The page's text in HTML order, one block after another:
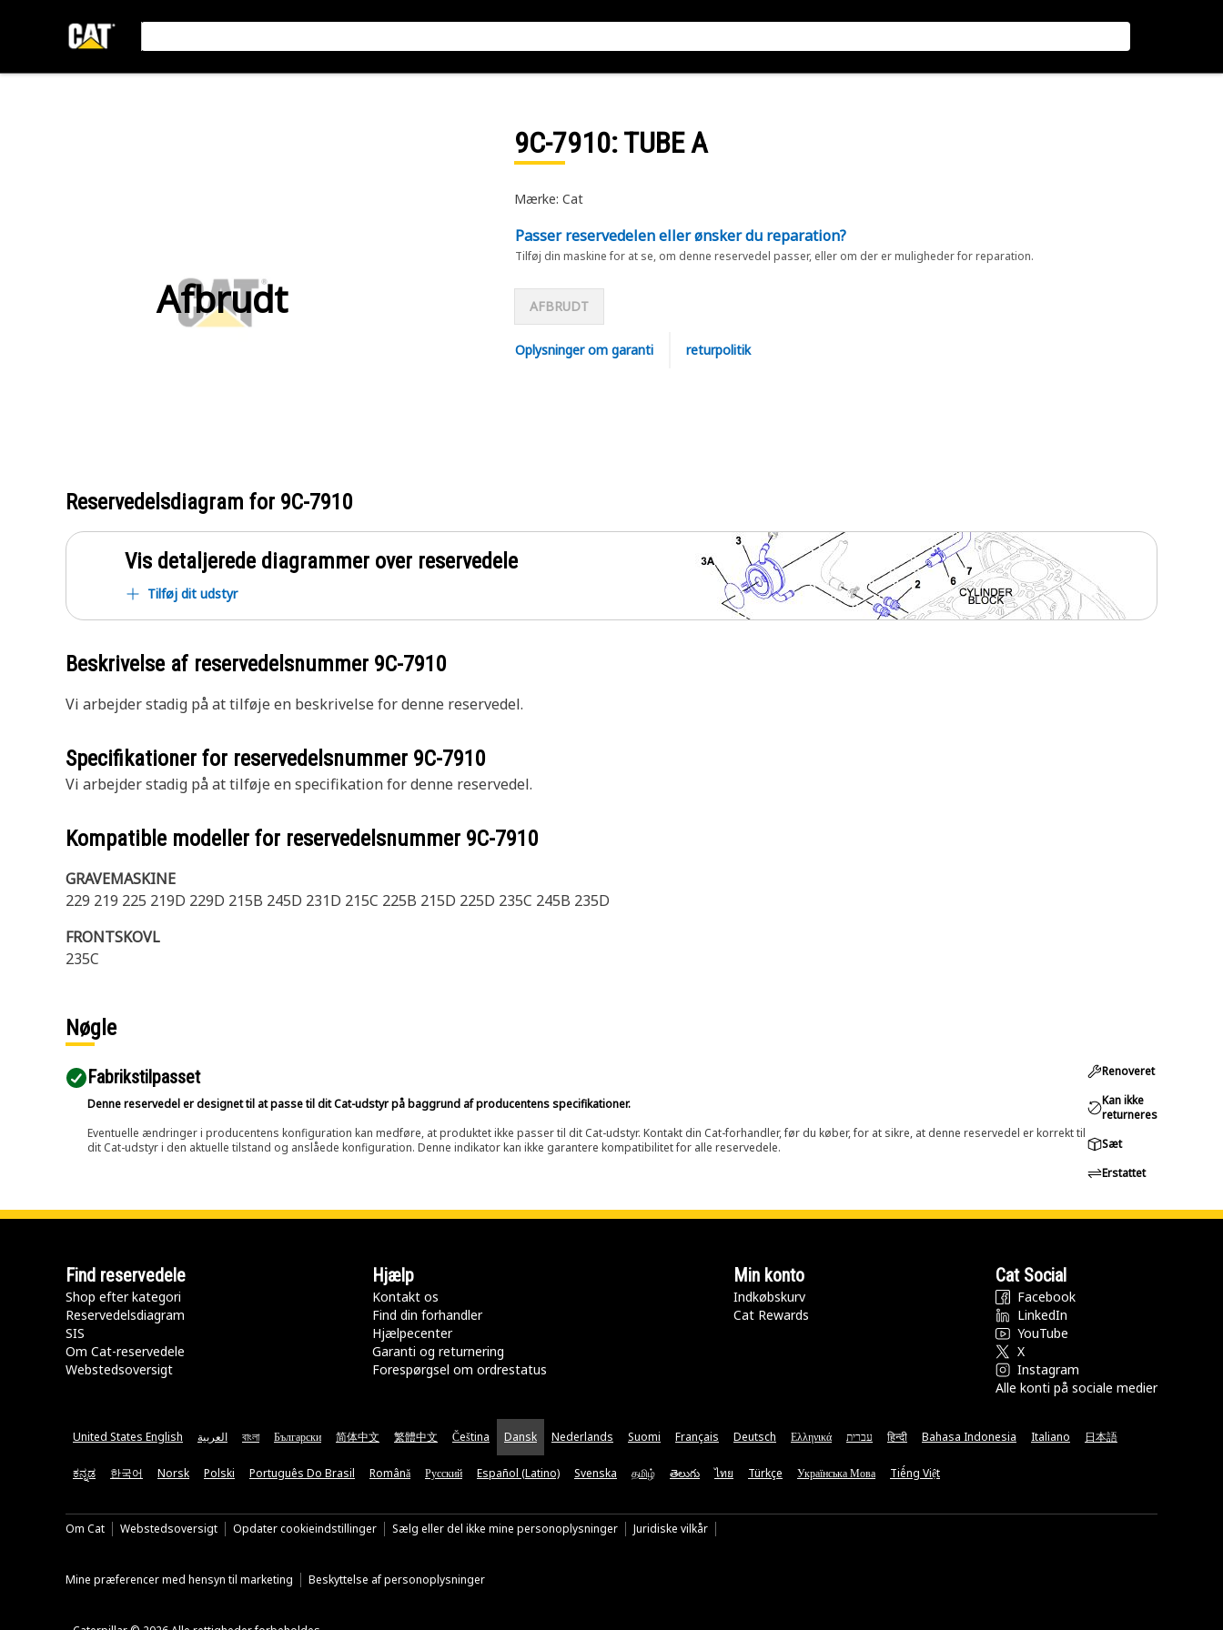
Afbrudt
9C-7910: TUBE A
Mærke: Cat
Passer reservedelen eller ønsker du reparation?
Tilføj din maskine for at se, om denne reservedel passer, eller om der er muligheder for reparation.
AFBRUDT
Oplysninger om garanti returpolitik
Reservedelsdiagram for 9C-7910
Vis detaljerede diagrammer over reservedele
Tilføj dit udstyr
Beskrivelse af reservedelsnummer 9C-7910
Vi arbejder stadig på at tilføje en beskrivelse for denne reservedel.
Specifikationer for reservedelsnummer 9C-7910
Vi arbejder stadig på at tilføje en specifikation for denne reservedel.
Kompatible modeller for reservedelsnummer 9C-7910
GRAVEMASKINE
229 219 225 219D 229D 215B 245D 231D 215C 225B 215D 225D 235C 245B 235D
FRONTSKOVL
235C
Nøgle
Fabrikstilpasset
Denne reservedel er designet til at passe til dit Cat-udstyr på baggrund af producentens specifikationer.
Eventuelle ændringer i producentens konfiguration kan medføre, at produktet ikke passer til dit Cat-udstyr. Kontakt din Cat-forhandler, før du køber, for at sikre, at denne reservedel er korrekt til
dit Cat-udstyr i den aktuelle tilstand og anslåede konfiguration. Denne indikator kan ikke garantere kompatibilitet for alle reservedele.
Renoveret
Kan ikke
returneres
Sæt
Erstattet
Find reservedele
Shop efter kategori
Reservedelsdiagram
SIS
Om Cat-reservedele
Webstedsoversigt
Hjælp
Kontakt os
Find din forhandler
Hjælpecenter
Garanti og returnering
Forespørgsel om ordrestatus
Min konto
Indkøbskurv
Cat Rewards
Cat Social
Facebook
LinkedIn
YouTube
X
Instagram
Alle konti på sociale medier
United States English العربية বাংলা Български 简体中文 繁體中文 Čeština Dansk Nederlands Suomi Français Deutsch Ελληνικά עברית हिन्दी Bahasa Indonesia Italiano 日本語
ಕನ್ನಡ 한국어 Norsk Polski Português Do Brasil Română Русский Español (Latino) Svenska தமிழ் తెలుగు ไทย Türkçe Українська Мова Tiếng Việt
Om Cat Webstedsoversigt Opdater cookieindstillinger Sælg eller del ikke mine personoplysninger Juridiske vilkår
Mine præferencer med hensyn til marketing Beskyttelse af personoplysninger